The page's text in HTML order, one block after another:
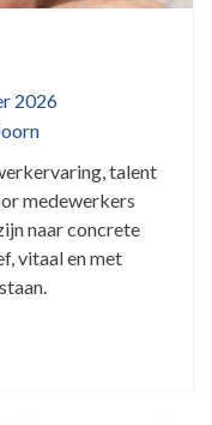
2026
talent
medewerkers
naar concrete
vitaal en met